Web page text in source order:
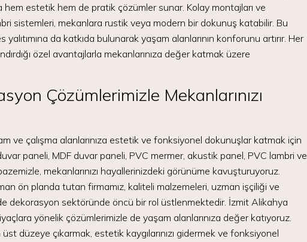
hem estetik hem de pratik çözümler sunar. Kolay montajları ve
sistemleri, mekanlara rustik veya modern bir dokunuş katabilir. Bu
yalıtımına da katkıda bulunarak yaşam alanlarının konforunu artırır. Her
özel avantajlarla mekanlarınıza değer katmak üzere
Çözümlerimizle Mekanlarınızı
ve çalışma alanlarınıza estetik ve fonksiyonel dokunuşlar katmak için
paneli, MDF duvar paneli, PVC mermer, akustik panel, PVC lambri ve
mekanlarınızı hayallerinizdeki görünüme kavuşturuyoruz.
ön planda tutan firmamız, kaliteli malzemeleri, uzman işçiliği ve
dekorasyon sektöründe öncü bir rol üstlenmektedir. İzmit Alikahya
yönelik çözümlerimizle de yaşam alanlarınıza değer katıyoruz.
üst düzeye çıkarmak, estetik kaygılarınızı gidermek ve fonksiyonel